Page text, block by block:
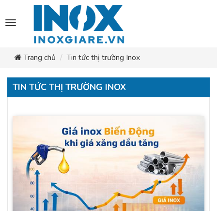
Toggle
navigation
Trang chủ
Tin tức thị trường Inox
TIN TỨC THỊ TRƯỜNG INOX